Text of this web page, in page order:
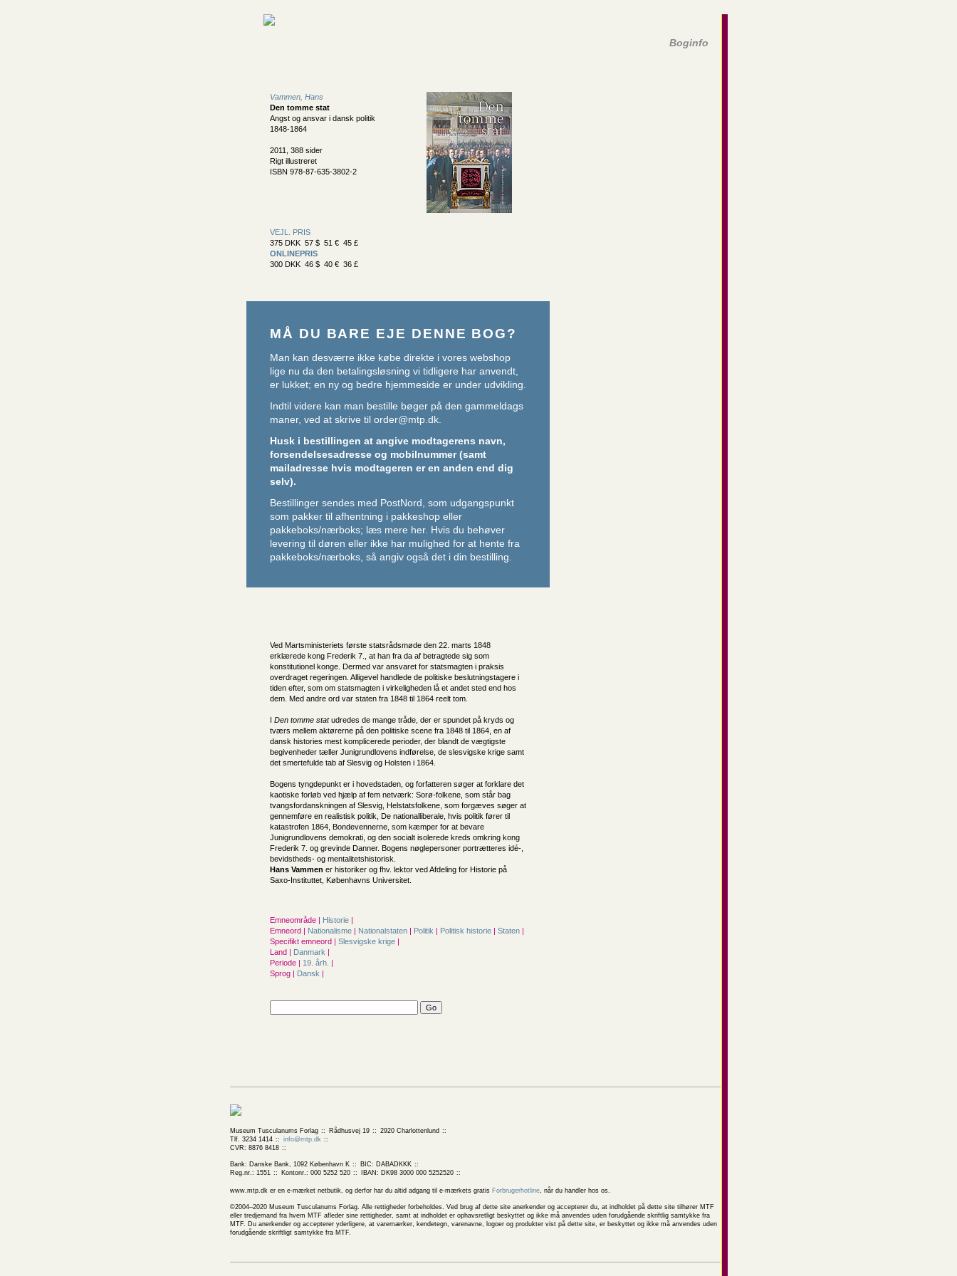
Boginfo
Vammen, Hans
Den tomme stat
Angst og ansvar i dansk politik
1848-1864
2011, 388 sider
Rigt illustreret
ISBN 978-87-635-3802-2
VEJL. PRIS
375 DKK 57 $ 51 € 45 £
ONLINEPRIS
300 DKK 46 $ 40 € 36 £
MÅ DU BARE EJE DENNE BOG?
Man kan desværre ikke købe direkte i vores webshop
lige nu da den betalingsløsning vi tidligere har anvendt,
er lukket; en ny og bedre hjemmeside er under udvikling.
Indtil videre kan man bestille bøger på den gammeldags
maner, ved at skrive til order@mtp.dk.
Husk i bestillingen at angive modtagerens navn,
forsendelsesadresse og mobilnummer (samt
mailadresse hvis modtageren er en anden end dig
selv).
Bestillinger sendes med PostNord, som udgangspunkt
som pakker til afhentning i pakkeshop eller
pakkeboks/nærboks; læs mere her. Hvis du behøver
levering til døren eller ikke har mulighed for at hente fra
pakkeboks/nærboks, så angiv også det i din bestilling.
Ved Martsministeriets første statsrådsmøde den 22. marts 1848
erklærede kong Frederik 7., at han fra da af betragtede sig som
konstitutionel konge. Dermed var ansvaret for statsmagten i praksis
overdraget regeringen. Alligevel handlede de politiske beslutningstagere i
tiden efter, som om statsmagten i virkeligheden lå et andet sted end hos
dem. Med andre ord var staten fra 1848 til 1864 reelt tom.
I Den tomme statudredes de mange tråde, der er spundet på kryds og
tværs mellem aktørerne på den politiske scene fra 1848 til 1864, en af
dansk histories mest komplicerede perioder, der blandt de vægtigste
begivenheder tæller Junigrundlovens indførelse, de slesvigske krige samt
det smertefulde tab af Slesvig og Holsten i 1864.
Bogens tyngdepunkt er i hovedstaden, og forfatteren søger at forklare det
kaotiske forløb ved hjælp af fem netværk: Sorø-folkene, som står bag
tvangsfordanskningen af Slesvig, Helstatsfolkene, som forgæves søger at
gennemføre en realistisk politik, De nationalliberale, hvis politik fører til
katastrofen 1864, Bondevennerne, som kæmper for at bevare
Junigrundlovens demokrati, og den socialt isolerede kreds omkring kong
Frederik 7. og grevinde Danner. Bogens nøglepersoner portrætteres idé-,
bevidstheds- og mentalitetshistorisk.
Hans Vammen er historiker og fhv. lektor ved Afdeling for Historie på
Saxo-Instituttet, Københavns Universitet.
Emneområde | Historie |
Emneord | Nationalisme | Nationalstaten | Politik | Politisk historie | Staten |
Specifikt emneord | Slesvigske krige |
Land | Danmark |
Periode | 19. årh. |
Sprog | Dansk |
Museum Tusculanums Forlag Rådhusvej 19
2920 Charlottenlund
Tlf. 3234 1414
info@mtp.dk
CVR: 8876 8418
Bank: Danske Bank, 1092 København K
BIC: DABADKKK
Reg.nr.: 1551
Kontonr.: 000 5252 520 IBAN: DK98 3000 000 5252520
www.mtp.dk er en e-mærket netbutik, og derfor har du altid adgang til e-mærkets gratis Forbrugerhotline, når du handler hos os.
©2004–2020 Museum Tusculanums Forlag. Alle rettigheder forbeholdes. Ved brug af dette site anerkender og accepterer du, at indholdet på dette site tilhører MTF
eller tredjemand fra hvem MTF afleder sine rettigheder, samt at indholdet er ophavsretligt beskyttet og ikke må anvendes uden forudgående skriftlig samtykke fra
MTF. Du anerkender og accepterer yderligere, at varemærker, kendetegn, varenavne, logoer og produkter vist på dette site, er beskyttet og ikke må anvendes uden
forudgående skriftligt samtykke fra MTF.